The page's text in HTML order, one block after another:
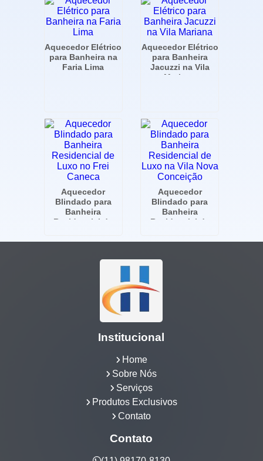
Aquecedor Elétrico
para Banheira na
Faria Lima
Aquecedor Elétrico
para Banheira
Jacuzzi na Vila
Mariana
Aquecedor
Blindado para
Banheira
Residencial de
Caneca
Aquecedor
Blindado para
Banheira
Residencial de
Conceição
Institucional
Home
Sobre Nós
Serviços
Produtos Exclusivos
Contato
Contato